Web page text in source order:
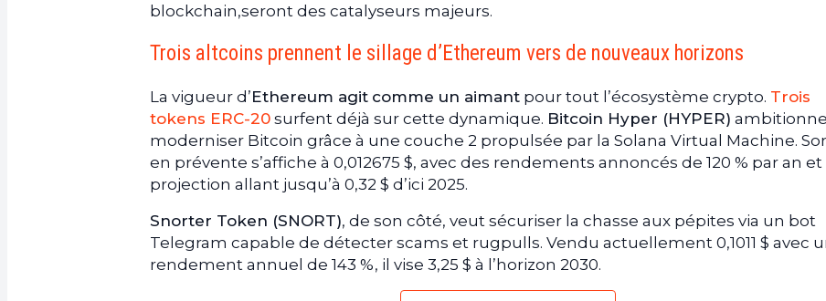
blockchain,seront des catalyseurs majeurs.
Trois altcoins prennent le sillage d’Ethereum vers de nouveaux horizons
La vigueur d’Ethereum agit comme un aimant pour tout l’écosystème crypto. Trois
tokens ERC-20 surfent déjà sur cette dynamique. Bitcoin Hyper (HYPER)
moderniser Bitcoin grâce à une couche 2 propulsée par la Solana Virtual Machine.
en prévente s’affiche à 0,012675 $, avec des rendements annoncés de 120 % par an
projection allant jusqu’à 0,32 $ d’ici 2025.
Snorter Token (SNORT), de son côté, veut sécuriser la chasse aux pépites via un bot
Telegram capable de détecter scams et rugpulls. Vendu actuellement 0,1011 $ avec
rendement annuel de 143 %, il vise 3,25 $ à l’horizon 2030.